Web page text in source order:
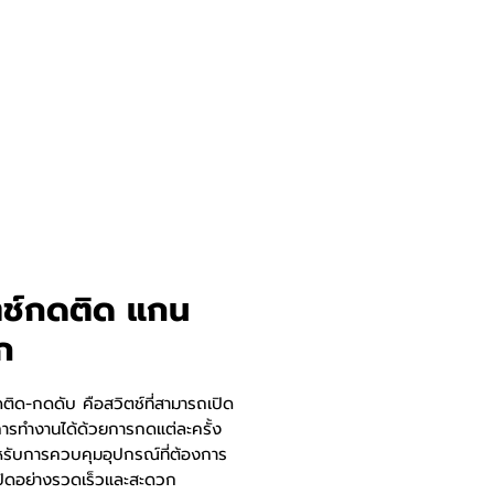
กดติด แกน
ด-กดดับ คือสวิตช์ที่สามารถเปิด
รทำงานได้ด้วยการกดแต่ละครั้ง
หรับการควบคุมอุปกรณ์ที่ต้องการ
อย่างรวดเร็วและสะดวก